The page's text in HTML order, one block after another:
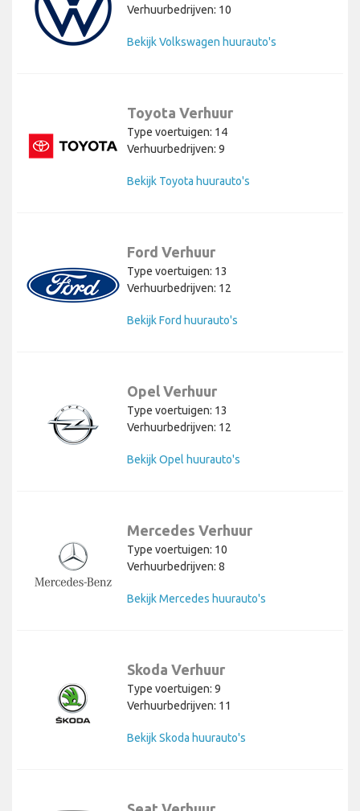
Verhuurbedrijven: 10
Bekijk Volkswagen huurauto's
Toyota Verhuur
Type voertuigen: 14
Verhuurbedrijven: 9
Bekijk Toyota huurauto's
Ford Verhuur
Type voertuigen: 13
Verhuurbedrijven: 12
Bekijk Ford huurauto's
Opel Verhuur
Type voertuigen: 13
Verhuurbedrijven: 12
Bekijk Opel huurauto's
Mercedes Verhuur
Type voertuigen: 10
Verhuurbedrijven: 8
Bekijk Mercedes huurauto's
Skoda Verhuur
Type voertuigen: 9
Verhuurbedrijven: 11
Bekijk Skoda huurauto's